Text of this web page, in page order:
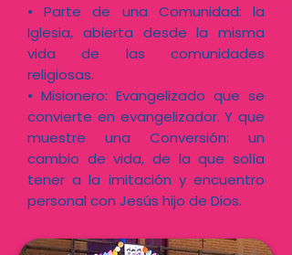
• Parte de una Comunidad: la
Iglesia, abierta desde la misma
vida de las comunidades
religiosas.​
• Misionero: Evangelizado que se
convierte en evangelizador. Y que
muestre una Conversión: un
cambio de vida, de la que solía
tener a la imitación y encuentro
personal con Jesús hijo de Dios.